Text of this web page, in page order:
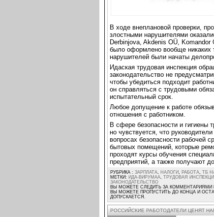
В ходе внеплановой проверки,
злостными нарушителями
Derbinjova, Akdenis OÜ,
было оформлено вообще никаких
нарушителей были начаты
Идаская трудовая инспекция
законодательство не
чтобы убедиться подходит
он справляться с трудовыми
испытательный срок.
Любое допущение к работе
отношения с работником.
В сфере безопасности и гигиены
но чувствуется, что
вопросах безопасности рабочей
бытовых помещений, которые
проходят курсы обучения
предприятий, а также получают
РУБРИКА : ЗАРПЛАТА, НАЛОГИ, РАБОТА, ТБ
МЕТКИ: ИДА-ВИРУМАА, ТРУДОВАЯ
ЗАКОНОДАТЕЛЬСТВО
ВЫ МОЖЕТЕ СЛЕДИТЬ ЗА КОММЕНТАРИЯМИ
ВЫ МОЖЕТЕ ПРОПУСТИТЬ ДО КОНЦА И
ДОПУСКАЕТСЯ.
РОССИЙСКИЕ РАБОТОДАТЕЛИ ЦЕНЯТ